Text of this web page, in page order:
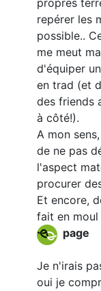
propres
repérer les
possible..
me meut
d'équiper
en trad (et
des friends
à côté!).
A mon
de ne pas
l'aspect
procurer
Et encore,
fait en moul
page
Je n'irais
oui je